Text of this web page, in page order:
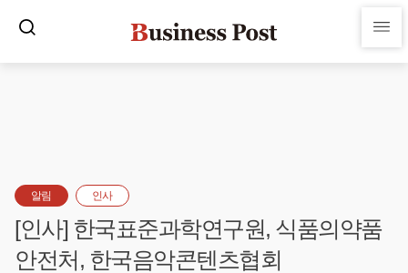
알림 인사
[인사] 한국표준과학연구원, 식품의약품
안전처, 한국음악콘텐츠협회